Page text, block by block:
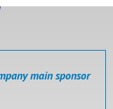
main sponsor